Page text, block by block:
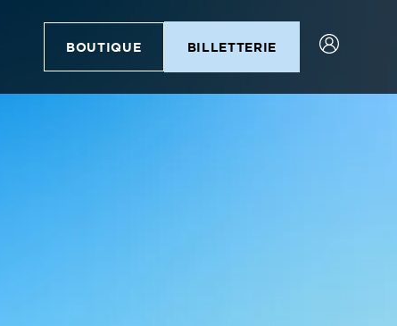
BOUTIQUE BILLETTERIE